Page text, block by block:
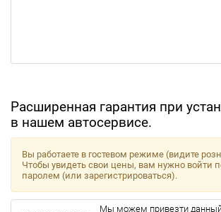
Расширенная гарантия при
в нашем автосервисе.
Вы работаете в гостевом режиме (видите
Чтобы увидеть свои цены, вам нужно войти
паролем (или зарегистрироваться).
Мы можем привезти данный